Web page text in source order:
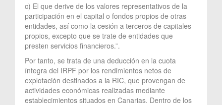
c) El que derive de los valores representativos de la
participación en el capital o fondos propios de otras
entidades, así como la cesión a terceros de capitales
propios, excepto que se trate de entidades que
presten servicios financieros.”.
Por tanto, se trata de una deducción en la cuota
íntegra del IRPF por los rendimientos netos de
explotación destinados a la RIC, que provengan de
actividades económicas realizadas mediante
establecimientos situados en Canarias. Dentro de los